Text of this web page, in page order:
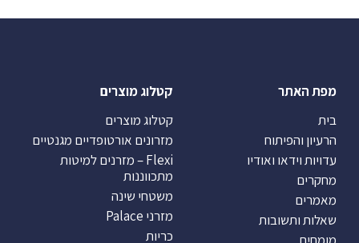
מפת האתר
בית
הרעיון והפיתוח
עדויות וידאו ואודיו
מחקרים
מאמרים
שאלות ותשובות
קטלוג מוצרים
קטלוג מוצרים
מזרונים אורטופדיים מגנטיים
Flexi – מזרנים למיטות
מתכווננות
משטחי שינה
מזרני Palace
כריות